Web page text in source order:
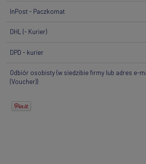
InPost - Paczkomat
DHL(- Kurier)
DPD - kurier
Odbiór osobisty(w siedzibie firmy lub adres e-
(Voucher))